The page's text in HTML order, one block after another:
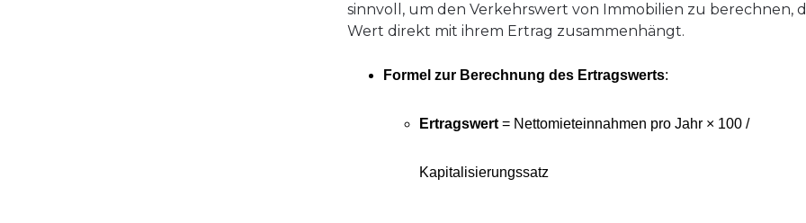
sinnvoll, um den Verkehrswert von Immobilien zu berechnen,
Wert direkt mit ihrem Ertrag zusammenhängt.
Formel zur Berechnung des Ertragswerts:
Ertragswert = Nettomieteinnahmen pro Jahr × 100 /
Kapitalisierungssatz